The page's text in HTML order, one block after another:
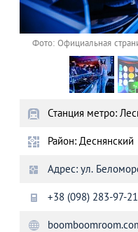
Фото: Официальная
Станция метро:
Район: Деснянский
Адрес: ул.
+38 (098) 283-97-21